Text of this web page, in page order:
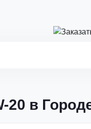
20 в